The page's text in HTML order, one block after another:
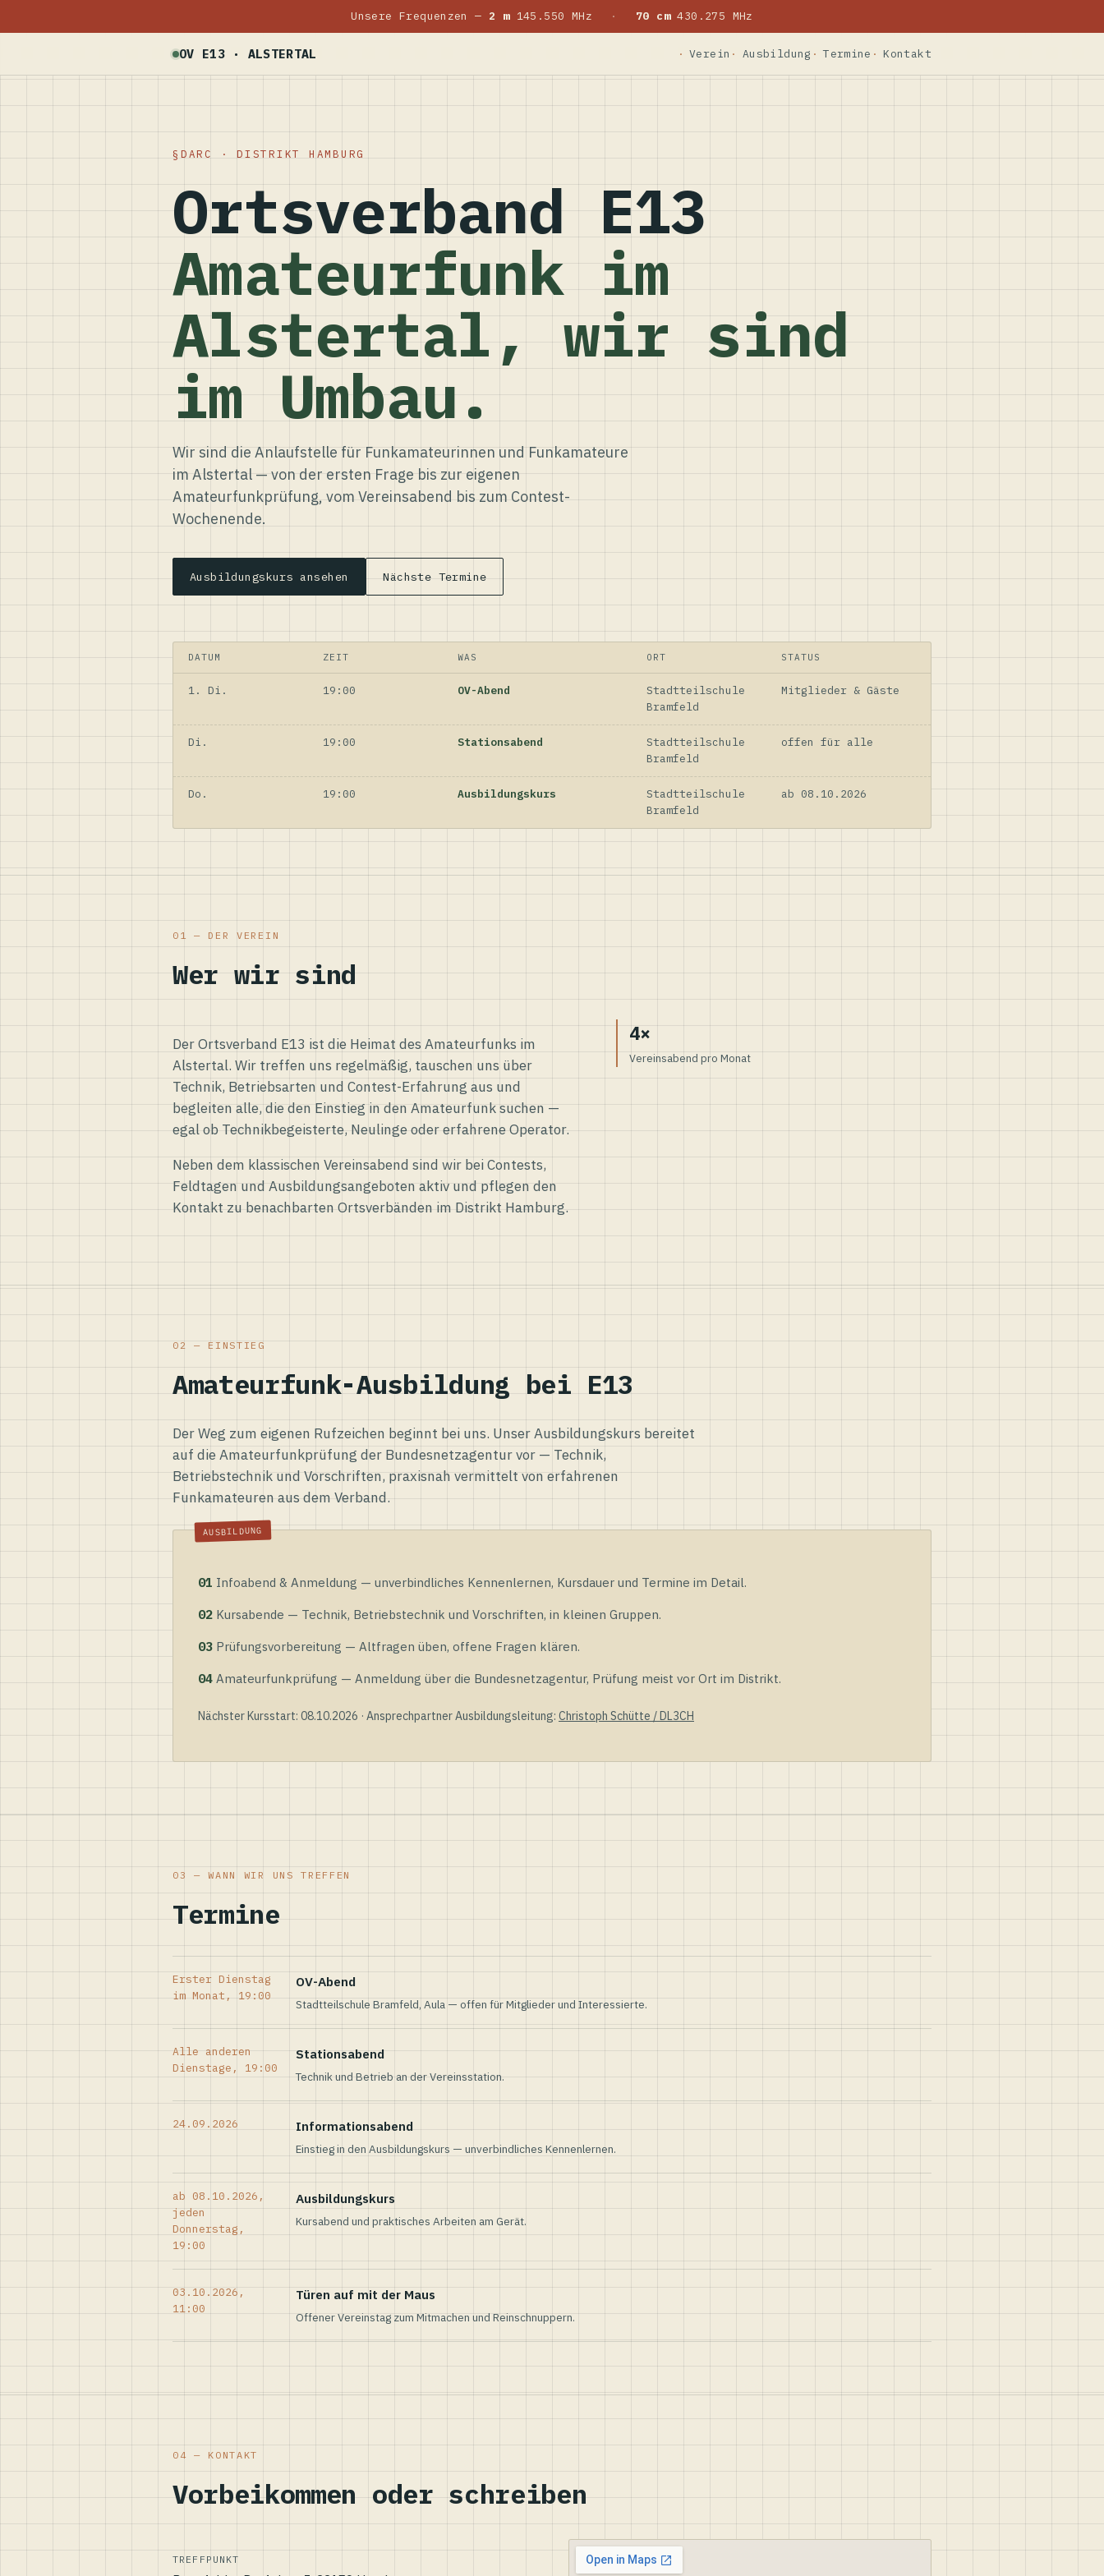
Unsere Frequenzen — 2 m145.550 MHz · 70 cm430.275 MHz
OV E13 · ALSTERTAL Verein Ausbildung Termine Kontakt
DARC · DISTRIKT HAMBURG
Ortsverband E13
Amateurfunk im
Alstertal, wir sind
im Umbau.
Wir sind die Anlaufstelle für Funkamateurinnen und Funkamateure
im Alstertal — von der ersten Frage bis zur eigenen
Amateurfunkprüfung, vom Vereinsabend bis zum Contest-
Wochenende.
Ausbildungskurs ansehen Nächste Termine
DATUM ZEIT WAS ORT STATUS
1. Di. 19:00 OV-Abend
Stadtteilschule
Bramfeld
Mitglieder & Gäste
Di. 19:00 Stationsabend
Stadtteilschule
Bramfeld
offen für alle
Do. 19:00 Ausbildungskurs
Stadtteilschule
Bramfeld
ab 08.10.2026
01 — DER VEREIN
Wer wir sind
Der Ortsverband E13 ist die Heimat des Amateurfunks im
Alstertal. Wir treffen uns regelmäßig, tauschen uns über
Technik, Betriebsarten und Contest-Erfahrung aus und
begleiten alle, die den Einstieg in den Amateurfunk suchen —
egal ob Technikbegeisterte, Neulinge oder erfahrene Operator.
Neben dem klassischen Vereinsabend sind wir bei Contests,
Feldtagen und Ausbildungsangeboten aktiv und pflegen den
Kontakt zu benachbarten Ortsverbänden im Distrikt Hamburg.
4×
Vereinsabend pro Monat
02 — EINSTIEG
Amateurfunk-Ausbildung bei E13
Der Weg zum eigenen Rufzeichen beginnt bei uns. Unser Ausbildungskurs bereitet
auf die Amateurfunkprüfung der Bundesnetzagentur vor — Technik,
Betriebstechnik und Vorschriften, praxisnah vermittelt von erfahrenen
Funkamateuren aus dem Verband.
01 Infoabend & Anmeldung — unverbindliches Kennenlernen, Kursdauer und Termine im Detail.
02 Kursabende — Technik, Betriebstechnik und Vorschriften, in kleinen Gruppen.
03 Prüfungsvorbereitung — Altfragen üben, offene Fragen klären.
04 Amateurfunkprüfung — Anmeldung über die Bundesnetzagentur, Prüfung meist vor Ort im Distrikt.
Nächster Kursstart: 08.10.2026 · Ansprechpartner Ausbildungsleitung: Christoph Schütte / DL3CH
03 — WANN WIR UNS TREFFEN
Termine
Erster Dienstag
im Monat, 19:00
OV-Abend
Stadtteilschule Bramfeld, Aula — offen für Mitglieder und Interessierte.
Alle anderen
Dienstage, 19:00
Stationsabend
Technik und Betrieb an der Vereinsstation.
24.09.2026 Informationsabend
Einstieg in den Ausbildungskurs — unverbindliches Kennenlernen.
ab 08.10.2026,
jeden
Donnerstag,
19:00
Ausbildungskurs
Kursabend und praktisches Arbeiten am Gerät.
03.10.2026,
11:00
Türen auf mit der Maus
Offener Vereinstag zum Mitmachen und Reinschnuppern.
04 — KONTAKT
Vorbeikommen oder schreiben
TREFFPUNKT